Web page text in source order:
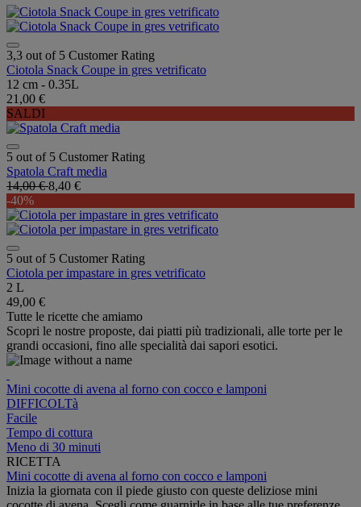
3,3 out of 5 Customer Rating
Ciotola Snack Coupe in gres vetrificato
12 cm - 0.35L
21,00 €
SALDI
5 out of 5 Customer Rating
Spatola Craft media
14,00 €8,40 €
-40%
5 out of 5 Customer Rating
Ciotola per impastare in gres vetrificato
2 L
49,00 €
Tutte le ricette che amiamo
Scopri le nostre proposte, dai piatti più tradizionali, alle torte per le
grandi occasioni, fino alle specialità dai sapori esotici.
Mini cocotte di avena al forno con cocco e lamponi
DIFFICOLTà
Facile
Tempo di cottura
Meno di 30 minuti
RICETTA
Mini cocotte di avena al forno con cocco e lamponi
Inizia la giornata con il piede giusto con queste deliziose mini